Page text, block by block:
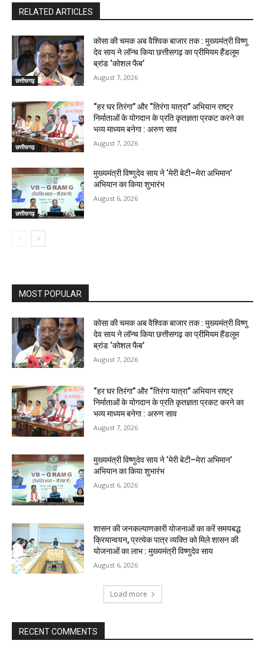
RELATED ARTICLES
छत्तीसगढ़
कोसा की चमक अब वैश्विक बाजार तक : मुख्यमंत्री विष्णु
देव साय ने लॉन्च किया छत्तीसगढ़ का प्रीमियम हैंडलूम
ब्रांड ‘कोशल फैब’
August 7, 2026
छत्तीसगढ़
“हर घर तिरंगा” और “तिरंगा यात्रा” अभियान राष्ट्र
निर्माताओं के योगदान के प्रति कृतज्ञता प्रकट करने का
भव्य माध्यम बनेगा : अरुण साव
August 7, 2026
छत्तीसगढ़
मुख्यमंत्री विष्णुदेव साय ने ‘मेरी बेटी–मेरा अभिमान’
अभियान का किया शुभारंभ
August 6, 2026
MOST POPULAR
कोसा की चमक अब वैश्विक बाजार तक : मुख्यमंत्री विष्णु
देव साय ने लॉन्च किया छत्तीसगढ़ का प्रीमियम हैंडलूम
ब्रांड ‘कोशल फैब’
August 7, 2026
“हर घर तिरंगा” और “तिरंगा यात्रा” अभियान राष्ट्र
निर्माताओं के योगदान के प्रति कृतज्ञता प्रकट करने का
भव्य माध्यम बनेगा : अरुण साव
August 7, 2026
मुख्यमंत्री विष्णुदेव साय ने ‘मेरी बेटी–मेरा अभिमान’
अभियान का किया शुभारंभ
August 6, 2026
शासन की जनकल्याणकारी योजनाओं का करें समयबद्ध
क्रियान्वयन, प्रत्येक पात्र व्यक्ति को मिले शासन की
योजनाओं का लाभ : मुख्यमंत्री विष्णुदेव साय
August 6, 2026
Load more
RECENT COMMENTS